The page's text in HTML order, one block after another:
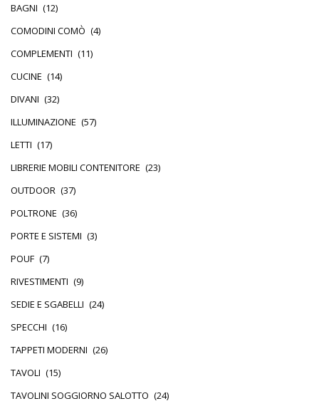
BAGNI (12)
COMODINI COMÒ (4)
COMPLEMENTI (11)
CUCINE (14)
DIVANI (32)
ILLUMINAZIONE (57)
LETTI (17)
LIBRERIE MOBILI CONTENITORE (23)
OUTDOOR (37)
POLTRONE (36)
PORTE E SISTEMI (3)
POUF (7)
RIVESTIMENTI (9)
SEDIE E SGABELLI (24)
SPECCHI (16)
TAPPETI MODERNI (26)
TAVOLI (15)
TAVOLINI SOGGIORNO SALOTTO (24)